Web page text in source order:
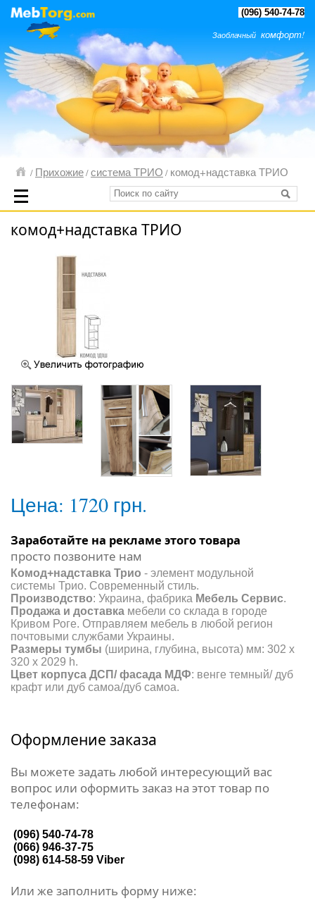
(096) 540-74-78
Заоблачный комфорт!
/ Прихожие/система ТРИО / комод+надставка ТРИО
комод+надставка ТРИО
Цена: 1720 грн.
Заработайте на рекламе этого товара
просто позвоните нам
Комод+надставка Трио - элемент модульной
системы Трио. Современный стиль.
Производство: Украина, фабрика Мебель Сервис.
Продажа и доставка мебели со склада в городе
Кривом Роге. Отправляем мебель в любой регион
почтовыми службами Украины.
Размеры тумбы (ширина, глубина, высота) мм: 302 х
320 х 2029 h.
Цвет корпуса ДСП/ фасада МДФ: венге темный/ дуб
крафт или дуб самоа/дуб самоа.
Оформление заказа
Вы можете задать любой интересующий вас
вопрос или оформить заказ на этот товар по
телефонам:
(096) 540-74-78
(066) 946-37-75
(098) 614-58-59 Viber
Или же заполнить форму ниже: